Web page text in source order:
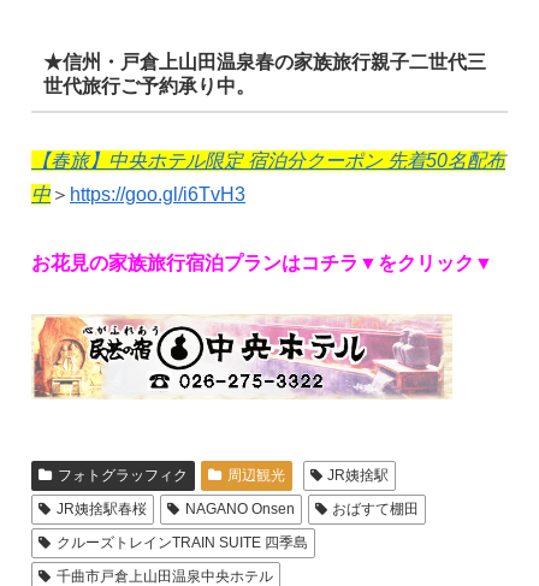
★信州・戸倉上山田温泉春の家族旅行親子二世代三
世代旅行ご予約承り中。
【春旅】中央ホテル限定 宿泊分クーポン 先着50名配布
中＞ https://goo.gl/i6TvH3
お花見の家族旅行宿泊プランはコチラ▼をクリック▼
フォトグラッフィク 周辺観光
JR姨捨駅
JR姨捨駅春桜
NAGANO Onsen
おばすて棚田
クルーズトレインTRAIN SUITE 四季島
千曲市戸倉上山田温泉中央ホテル